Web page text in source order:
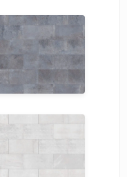
SPC DEW
SPC Flooring
SPC Ideal Flooring
SPC Kronostep